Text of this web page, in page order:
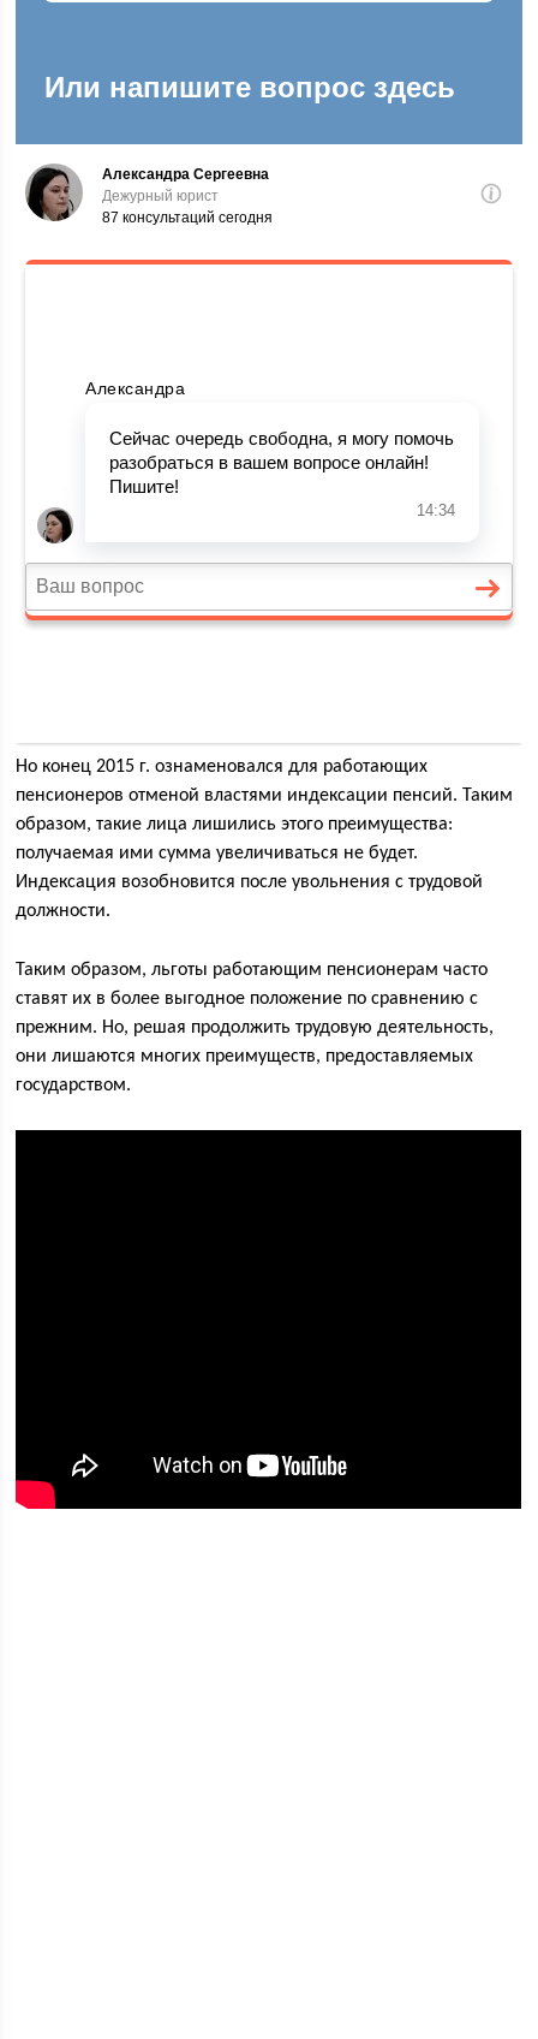
Но конец 2015 г. ознаменовался для работающих
пенсионеров отменой властями индексации пенсий. Таким
образом, такие лица лишились этого преимущества:
получаемая ими сумма увеличиваться не будет.
Индексация возобновится после увольнения с трудовой
должности.
Таким образом, льготы работающим пенсионерам часто
ставят их в более выгодное положение по сравнению с
прежним. Но, решая продолжить трудовую деятельность,
они лишаются многих преимуществ, предоставляемых
государством.